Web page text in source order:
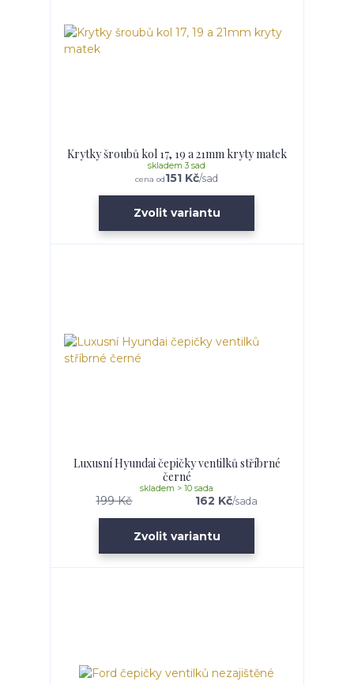
Krytky šroubů kol 17, 19 a 21mm kryty matek
cena od151 Kč/sad
skladem 3 sad
Zvolit variantu
Luxusní Hyundai čepičky ventilků stříbrné
černé
199 Kč 162 Kč/sada
skladem > 10 sada
Zvolit variantu